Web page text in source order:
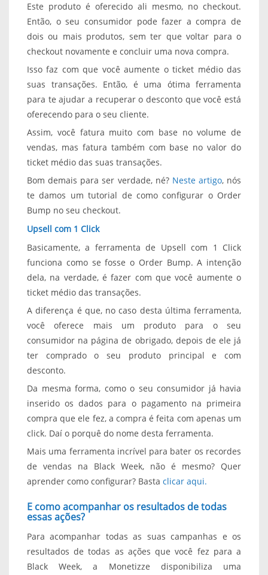
Este produto é oferecido ali mesmo, no checkout.
Então, o seu consumidor pode fazer a compra de
dois ou mais produtos, sem ter que voltar para o
checkout novamente e concluir uma nova compra.
Isso faz com que você aumente o ticket médio das
suas transações. Então, é uma ótima ferramenta
para te ajudar a recuperar o desconto que você está
oferecendo para o seu cliente.
Assim, você fatura muito com base no volume de
vendas, mas fatura também com base no valor do
ticket médio das suas transações.
Bom demais para ser verdade, né? Neste artigo, nós
te damos um tutorial de como configurar o Order
Bump no seu checkout.
Upsell com 1 Click
Basicamente, a ferramenta de Upsell com 1 Click
funciona como se fosse o Order Bump. A intenção
dela, na verdade, é fazer com que você aumente o
ticket médio das transações.
A diferença é que, no caso desta última ferramenta,
você oferece mais um produto para o seu
consumidor na página de obrigado, depois de ele já
ter comprado o seu produto principal e com
desconto.
Da mesma forma, como o seu consumidor já havia
inserido os dados para o pagamento na primeira
compra que ele fez, a compra é feita com apenas um
click. Daí o porquê do nome desta ferramenta.
Mais uma ferramenta incrível para bater os recordes
de vendas na Black Week, não é mesmo? Quer
aprender como configurar? Basta clicar aqui.
E como acompanhar os resultados de todas
essas ações?
Para acompanhar todas as suas campanhas e os
resultados de todas as ações que você fez para a
Black Week, a Monetizze disponibiliza uma